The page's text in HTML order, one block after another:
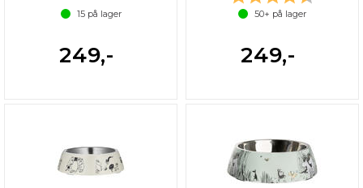
15på lager
249,-
50+ på lager
249,-